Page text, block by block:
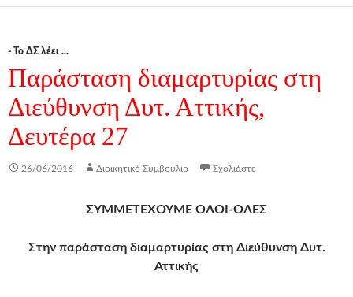
- Το ΔΣ λέει ...
Παράσταση διαμαρτυρίας στη
Διεύθυνση Δυτ. Αττικής,
Δευτέρα 27
26/06/2016 Διοικητικό Συμβούλιο Σχολιάστε
ΣΥΜΜΕΤΕΧΟΥΜΕ ΟΛΟΙ-ΟΛΕΣ
Στην παράσταση διαμαρτυρίας στη Διεύθυνση Δυτ.
Αττικής